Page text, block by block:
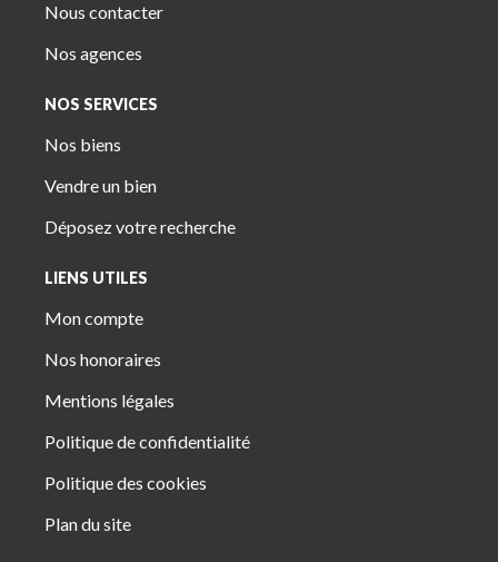
Nous contacter
Nos agences
NOS SERVICES
Nos biens
Vendre un bien
Déposez votre recherche
LIENS UTILES
Mon compte
Nos honoraires
Mentions légales
Politique de confidentialité
Politique des cookies
Plan du site